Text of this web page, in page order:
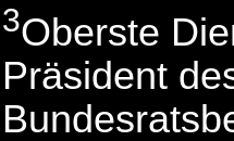
3Oberste
Präsident